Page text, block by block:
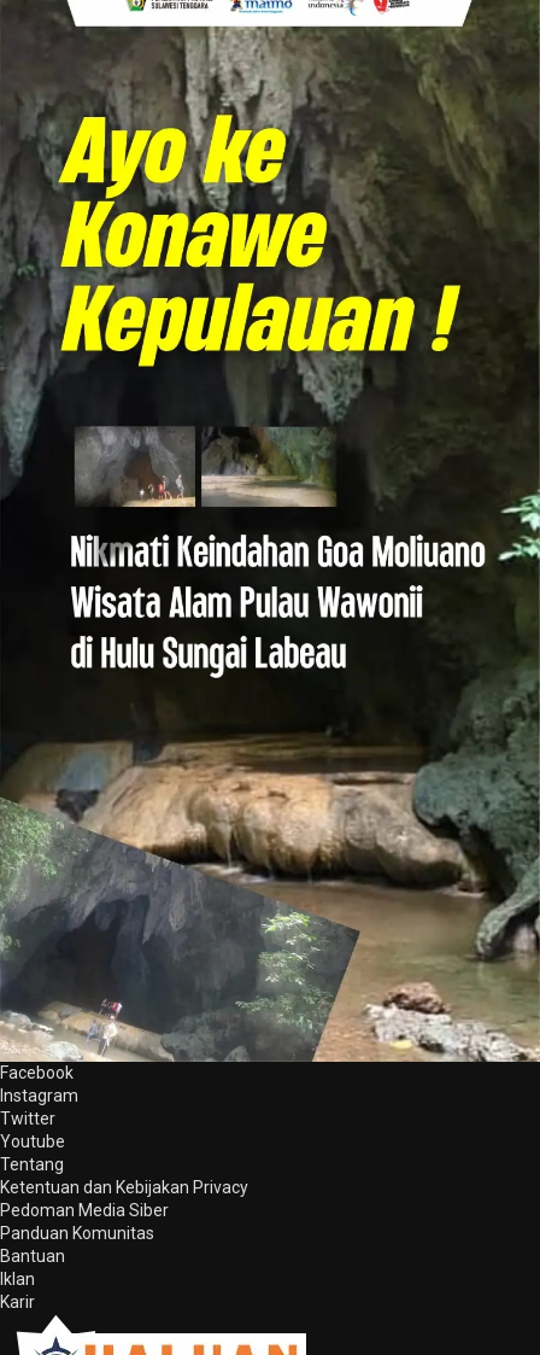
Facebook
Instagram
Twitter
Youtube
Tentang
Ketentuan dan Kebijakan Privacy
Pedoman Media Siber
Panduan Komunitas
Bantuan
Iklan
Karir